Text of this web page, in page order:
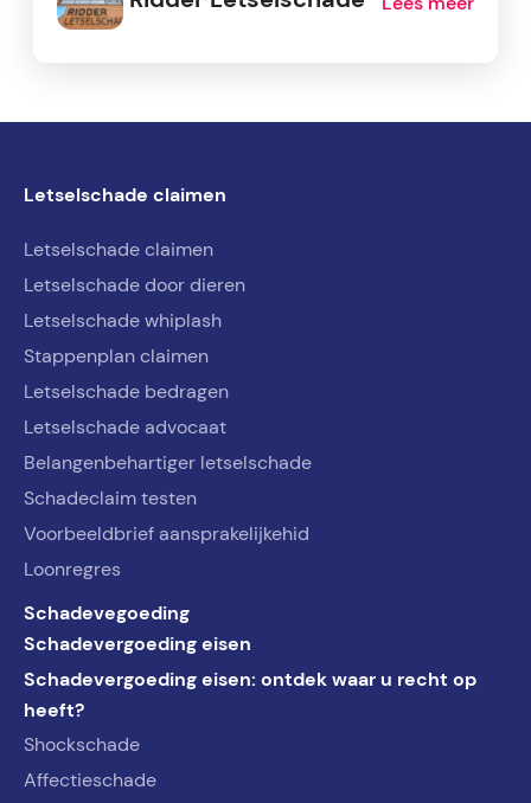
Letselschade claimen
Letselschade claimen
Letselschade door dieren
Letselschade whiplash
Stappenplan claimen
Letselschade bedragen
Letselschade advocaat
Belangenbehartiger letselschade
Schadeclaim testen
Voorbeeldbrief aansprakelijkehid
Loonregres
Schadevegoeding
Schadevergoeding eisen
Schadevergoeding eisen: ontdek waar u recht op
heeft?
Shockschade
Affectieschade